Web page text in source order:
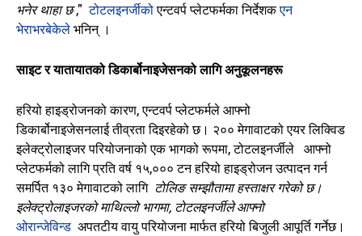
भनेर थाहा छ,"टोटलइनर्जीकोएन्टवर्प प्लेटफर्मका निर्देशकएन
भेराभरबेकेलेभनिन् ।
साइट र यातायातको डिकार्बोनाइजेसनको लागि अनुकूलनहरू
हरियो हाइड्रोजनको कारण, एन्टवर्प प्लेटफर्मले आफ्नो
डिकार्बोनाइजेसनलाई तीव्रता दिइरहेको छ। २०० मेगावाटको एयर लिक्विड
इलेक्ट्रोलाइजर परियोजनाको एक भागको रूपमा, टोटलइनर्जीले आफ्नो
प्लेटफर्मको लागि प्रति वर्ष १५,००० टन हरियो हाइड्रोजन उत्पादन गर्न
समर्पित १३० मेगावाटको लागि टोलिङ सम्झौतामा हस्ताक्षर गरेको छ।
इलेक्ट्रोलाइजरको माथिल्लो भागमा, टोटलइनर्जीले आफ्नो
ओरान्जेविन्ड अपतटीय वायु परियोजना मार्फत हरियो बिजुली आपूर्ति गर्नेछ।